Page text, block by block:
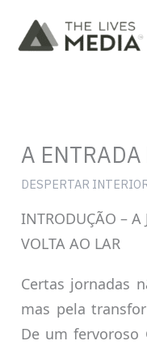
para
A
DESPERTAR
INTRODUÇÃO – A
VOLTA AO LAR
Certas jornadas
mas pela
De um fervoroso